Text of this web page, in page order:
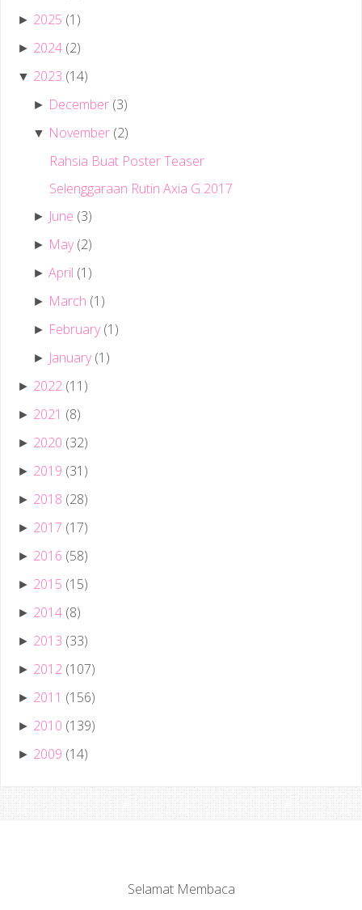
► 2025 (1)
► 2024 (2)
▼ 2023 (14)
► December (3)
▼ November (2)
Rahsia Buat Poster Teaser
Selenggaraan Rutin Axia G 2017
► June (3)
► May (2)
►April (1)
► March (1)
► February (1)
► January (1)
► 2022 (11)
► 2021 (8)
► 2020 (32)
► 2019 (31)
► 2018 (28)
► 2017 (17)
► 2016 (58)
► 2015 (15)
► 2014 (8)
► 2013 (33)
► 2012 (107)
► 2011 (156)
► 2010 (139)
► 2009 (14)
Selamat Membaca